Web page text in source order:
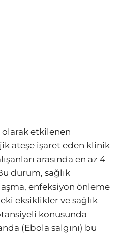
olarak etkilenen
ateşe işaret eden klinik
arasında en az 4
durum, sağlık
enfeksiyon önleme
eksiklikler ve sağlık
konusunda
(Ebola salgını) bu